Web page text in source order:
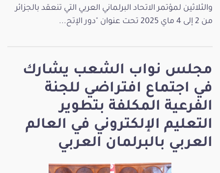
مجلس نواب الشعب يشارك
في اجتماع افتراضي للجنة
الفرعية المكلفة بتطوير
التعليم الإلكتروني في العالم
العربي بالبرلمان العربي
والثلاثين لمؤتمر الاتحاد البرلماني العربي التي تنعقد بالجزائر
من 2 إلى 4 ماي 2025 تحت عنوان "دور الإتح...